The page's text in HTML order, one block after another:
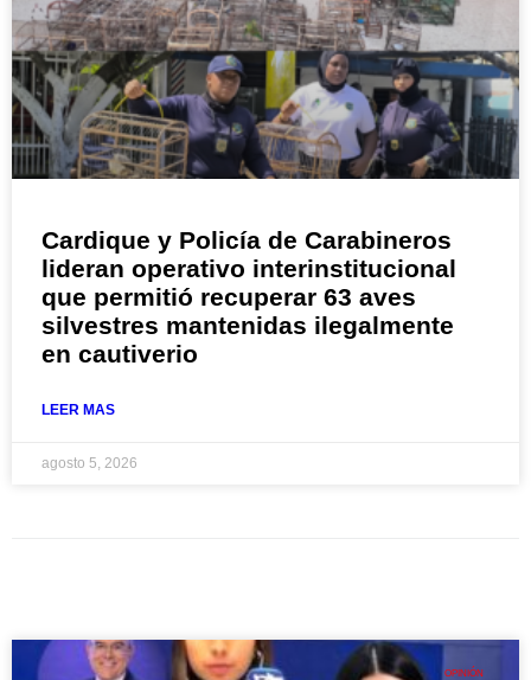
Cardique y Policía de Carabineros
lideran operativo interinstitucional
que permitió recuperar 63 aves
silvestres mantenidas ilegalmente
en cautiverio
LEER MAS
agosto 5, 2026
OPINIÓN